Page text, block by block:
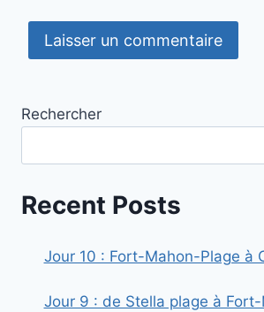
Rechercher
Recent Posts
Jour 10 : Fort-Mahon-Plage à
Jour 9 : de Stella plage à